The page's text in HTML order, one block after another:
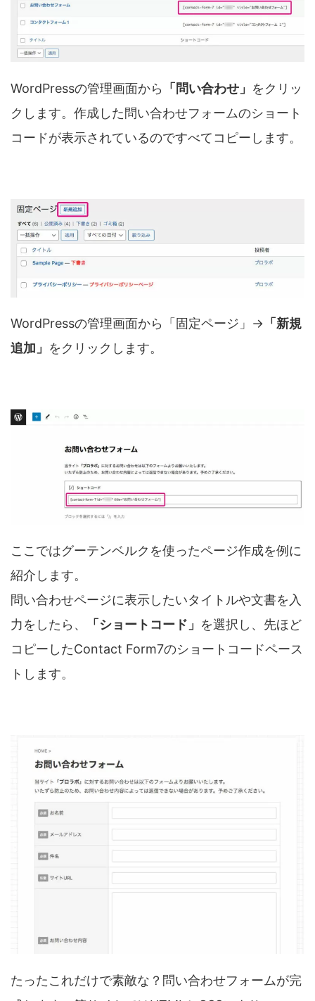
WordPressの管理画面から 「問い合わせ」 をクリッ
クします。作成した問い合わせフォームのショート
コードが表示されているのですべてコピーします。
WordPressの管理画面から「固定ページ」→ 「新規
追加」 をクリックします。
ここではグーテンベルクを使ったページ作成を例に
紹介します。
問い合わせページに表示したいタイトルや文書を入
力をしたら、
「ショートコード」 を選択し、先ほど
コピーしたContact Form7のショートコードペース
トします。
たったこれだけで素敵な？問い合わせフォームが完